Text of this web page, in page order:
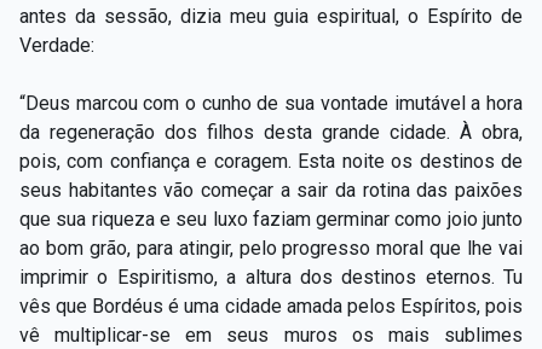
antes da sessão, dizia meu guia espiritual, o Espírito de
Verdade:
“Deus marcou com o cunho de sua vontade imutável a hora
da regeneração dos filhos desta grande cidade. À obra,
pois, com confiança e coragem. Esta noite os destinos de
seus habitantes vão começar a sair da rotina das paixões
que sua riqueza e seu luxo faziam germinar como joio junto
ao bom grão, para atingir, pelo progresso moral que lhe vai
imprimir o Espiritismo, a altura dos destinos eternos. Tu
vês que Bordéus é uma cidade amada pelos Espíritos, pois
vê multiplicar-se em seus muros os mais sublimes